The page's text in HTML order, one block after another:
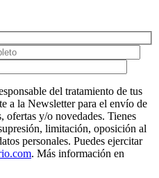
del tratamiento de tus
a la Newsletter para el envío de
ofertas y/o novedades. Tienes
limitación, oposición al
personales. Puedes ejercitar
. Más información en